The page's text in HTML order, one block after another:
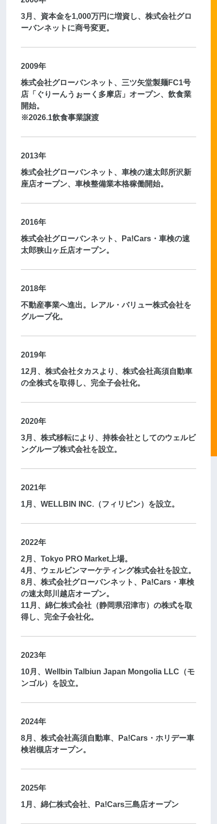
3月、資本金を1,000万円に増資し、株式会社グロ
ーバンネットに商号変更。
2009年
株式会社グローバンネット、三ツ矢堂製麺FC1号
店「ぐりーんうぉーく多摩店」オープン、飲食業
開始。
※2026.1飲食事業譲渡
2013年
株式会社グローバンネット、車検の速太郎所沢新
座店オープン、車検整備業本格稼働開始。
2016年
株式会社グローバンネット、Pa!Cars・車検の速
太郎狭山ヶ丘店オープン。
2018年
不動産事業へ進出。レアル・バリュー株式会社を
グループ化。
2019年
12月、株式会社タカスより、株式会社高須自動車
の全株式を取得し、完全子会社化。
2020年
3月、株式移転により、持株会社としてのウェルビ
ングループ株式会社を設立。
2021年
1月、WELLBIN INC.（フィリピン）を設立。
2022年
2月、Tokyo PRO Market上場。
4月、ウェルビンマーケティング株式会社を設立。
8月、株式会社グローバンネット、Pa!Cars・車検
の速太郎川越店オープン。
11月、綿仁株式会社（静岡県沼津市）の株式を取
得し、完全子会社化。
2023年
10月、Wellbin Talbiun Japan Mongolia LLC（モ
ンゴル）を設立。
2024年
8月、株式会社高須自動車、Pa!Cars・ホリデー車
検岩槻店オープン。
2025年
1月、綿仁株式会社、Pa!Cars三島店オープン